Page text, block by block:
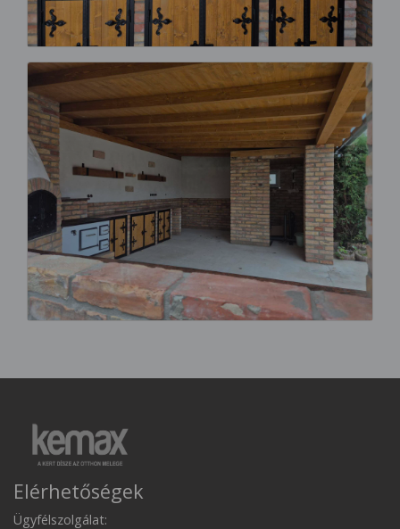
Elérhetőségek
Ügyfélszolgálat: